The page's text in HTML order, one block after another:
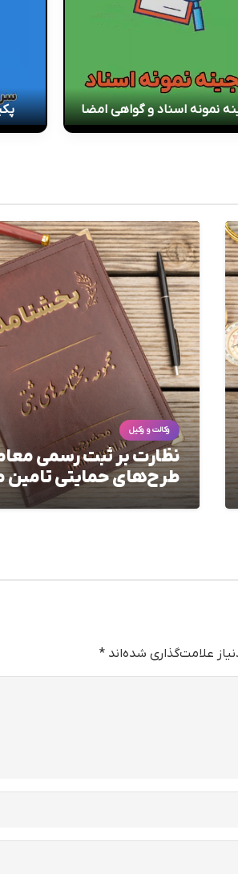
نمونه اسناد و گواهی امضا
وکالت و وکیل
نظارت بر ثبت رسمی
طرح‌های حمایتی
علامت‌گذاری شده‌اند *